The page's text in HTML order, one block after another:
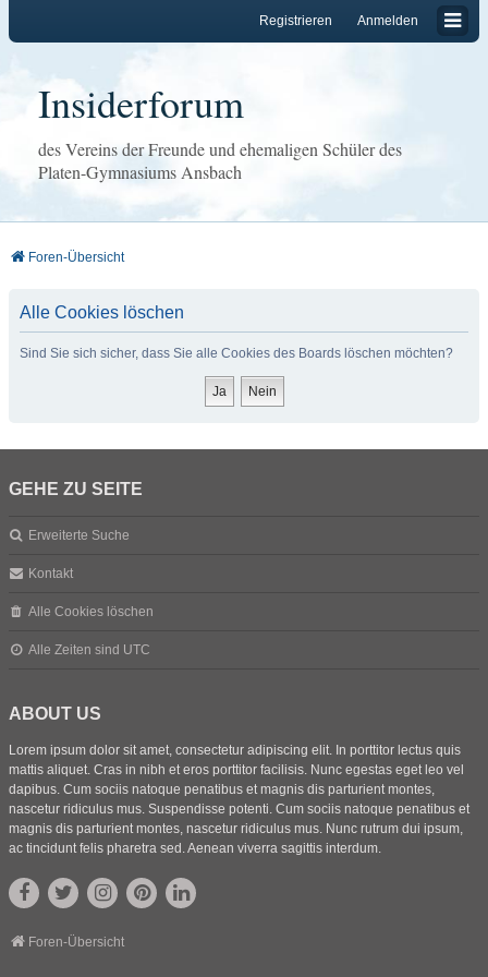
Anmelden
Registrieren
Insiderforum
des Vereins der Freunde und ehemaligen Schüler des
Platen-Gymnasiums Ansbach
Foren-Übersicht
Alle Cookies löschen
Sind Sie sich sicher, dass Sie alle Cookies des Boards löschen möchten?
GEHE ZU SEITE
Erweiterte Suche
Kontakt
Alle Cookies löschen
Alle Zeiten sind UTC
ABOUT US
Lorem ipsum dolor sit amet, consectetur adipiscing elit. In porttitor lectus quis
mattis aliquet. Cras in nibh et eros porttitor facilisis. Nunc egestas eget leo vel
dapibus. Cum sociis natoque penatibus et magnis dis parturient montes,
nascetur ridiculus mus. Suspendisse potenti. Cum sociis natoque penatibus et
magnis dis parturient montes, nascetur ridiculus mus. Nunc rutrum dui ipsum,
ac tincidunt felis pharetra sed. Aenean viverra sagittis interdum.
Foren-Übersicht